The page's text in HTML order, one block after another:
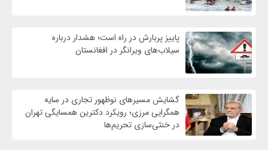
پاییز پربارش در راه است؛ هشدار درباره
سیلاب‌های ویرانگر در افغانستان
گشایش مسیرهای نوظهور تجاری در سایه
همگرایی مرزی؛ رویکرد دکترین همسایگی تهران
در خنثی‌سازی تحریم‌ها